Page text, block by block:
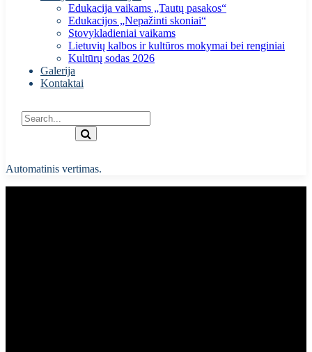
Edukacija vaikams „Tautų pasakos“
Edukacijos „Nepažinti skoniai“
Stovykladieniai vaikams
Lietuvių kalbos ir kultūros mokymai bei renginiai
Kultūrų sodas 2026
Galerija
Kontaktai
Automatinis vertimas.